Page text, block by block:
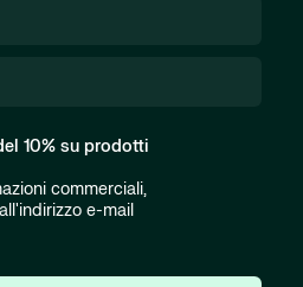
10% su prodotti
commerciali,
e-mail